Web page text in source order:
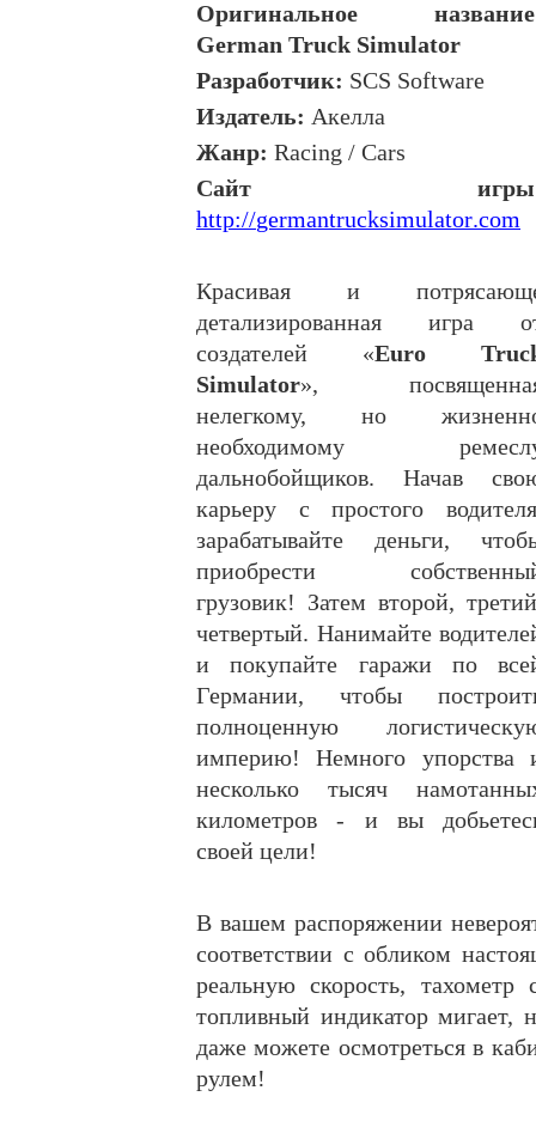
Оригинальное
German Truck Simulator
Разработчик: SCS Software
Издатель: Акелла
Жанр: Racing / Cars
Сайт
http://germantrucksimulator.com
Красивая и
детализированная игра
создателей «Euro
Simulator»,
нелегкому, но
необходимому
дальнобойщиков. Начав
карьеру с простого
зарабатывайте деньги,
приобрести
грузовик! Затем второй,
четвертый. Нанимайте
и покупайте гаражи по
Германии, чтобы
полноценную
империю! Немного упорства
несколько тысяч
километров - и вы
своей цели!
В вашем распоряжении
соответствии с обликом
реальную скорость, тахометр
топливный индикатор мигает,
даже можете осмотреться в
рулем!